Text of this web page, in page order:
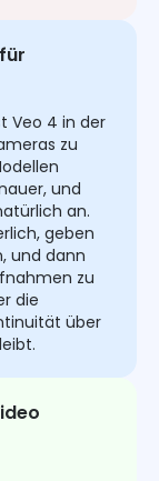
Veo 4 in der
zu
und
an.
geben
und dann
zu
die
über